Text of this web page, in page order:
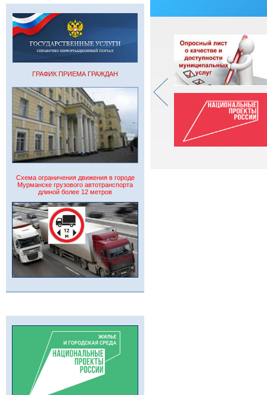
ГРАФИК ПРИЕМА ГРАЖДАН
Схема ограничения движения в городе
Мурманске грузового автотранспорта
длиной более 12 метров